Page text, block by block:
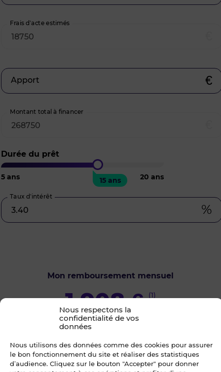
Nous respectons la
confidentialité de vos
données
Nous utilisons des données comme des cookies pour assurer
le bon fonctionnement du site et réaliser des statistiques
d’audience. Cliquez sur le bouton "Accepter" pour donner
Frais d’acte estimés
Apport €
Montant total à financer
Durée du prêt
5 ans 20 ans
15 ans
Taux d’intérêt
%
Mon remboursement mensuel
1 908€ (1)
Je demande une étude
(1) Cette simulation non contractuelle est communiquée à titre informatif, en